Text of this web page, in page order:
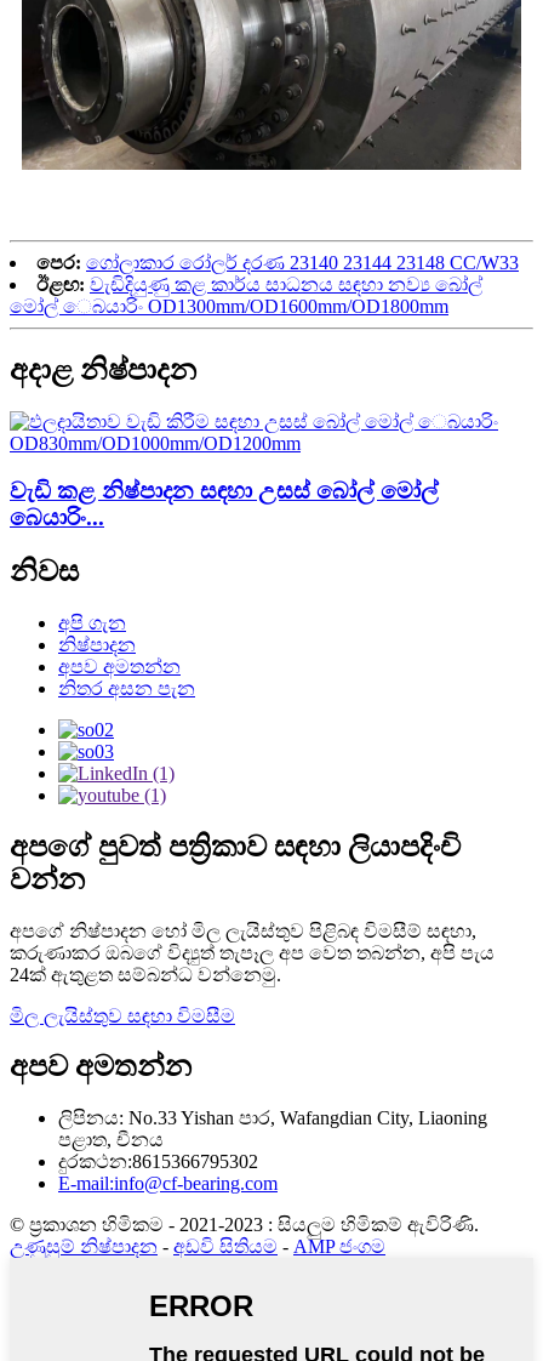
පෙර: ගෝලාකාර රෝලර් දරණ 23140 23144 23148 ​​CC/W33
ඊළඟ: වැඩිදියුණු කළ කාර්ය සාධනය සඳහා නව්‍ය බෝල්
මෝල් ෙබයාරිං OD1300mm/OD1600mm/OD1800mm
අදාළ නිෂ්පාදන
වැඩි කළ නිෂ්පාදන සඳහා උසස් බෝල් මෝල්
බෙයාරිං...
නිවස
අපි ගැන
නිෂ්පාදන
අපව අමතන්න
නිතර අසන පැන
අපගේ පුවත් පත්‍රිකාව සඳහා ලියාපදිංචි
වන්න
අපගේ නිෂ්පාදන හෝ මිල ලැයිස්තුව පිළිබඳ විමසීම් සඳහා,
කරුණාකර ඔබගේ විද්‍යුත් තැපෑල අප වෙත තබන්න, අපි පැය
24ක් ඇතුළත සම්බන්ධ වන්නෙමු.
මිල ලැයිස්තුව සඳහා විමසීම
අපව අමතන්න
ලිපිනය: No.33 Yishan පාර, Wafangdian City, Liaoning
පළාත, චීනය
දුරකථන:8615366795302
E-mail:info@cf-bearing.com
© ප්‍රකාශන හිමිකම - 2021-2023 : සියලුම හිමිකම් ඇවිරිණි.
උණුසුම් නිෂ්පාදන - අඩවි සිතියම - AMP ජංගම